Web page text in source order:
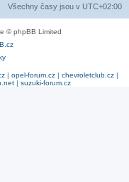
Všechny časy jsou v UTC+02:00
© phpBB Limited
| opel-forum.cz | chevroletclub.cz |
| suzuki-forum.cz